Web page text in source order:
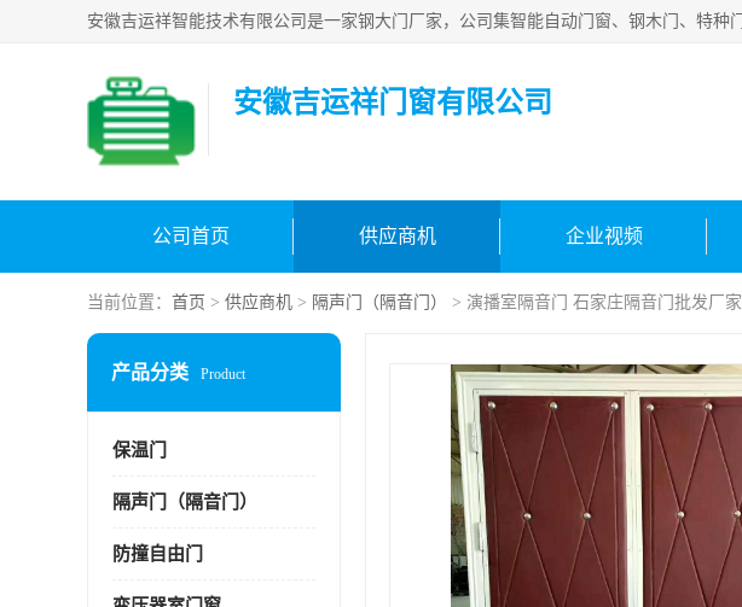
安徽吉运祥门窗有限公司
公司首页 供应商机 企业视频
当前位置： 首页 > 供应商机 > 隔声门（隔音门） > 演播室隔音门 石家庄隔音门批发厂家
产品分类 Product
保温门
隔声门（隔音门）
防撞自由门